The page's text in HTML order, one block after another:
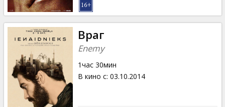
Враг
Enemy
1час 30мин
В кино с: 03.10.2014